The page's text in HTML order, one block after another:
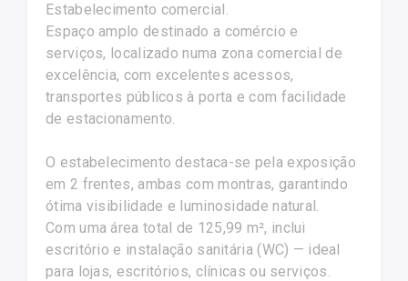
Estabelecimento comercial.
Espaço amplo destinado a comércio e
serviços, localizado numa zona comercial de
excelência, com excelentes acessos,
transportes públicos à porta e com facilidade
de estacionamento.
O estabelecimento destaca-se pela exposição
em 2 frentes, ambas com montras, garantindo
ótima visibilidade e luminosidade natural.
Com uma área total de 125,99 m², inclui
escritório e instalação sanitária (WC) — ideal
para lojas, escritórios, clínicas ou serviços.